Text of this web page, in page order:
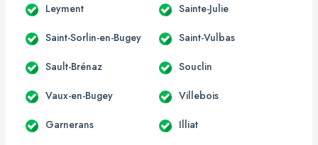
Leyment Sainte-Julie
Saint-Sorlin-en-Bugey Saint-Vulbas
Sault-Brénaz Souclin
Vaux-en-Bugey Villebois
Garnerans Illiat